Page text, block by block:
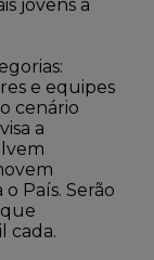
jovens a
e equipes
cenário
a
País. Serão
cada.